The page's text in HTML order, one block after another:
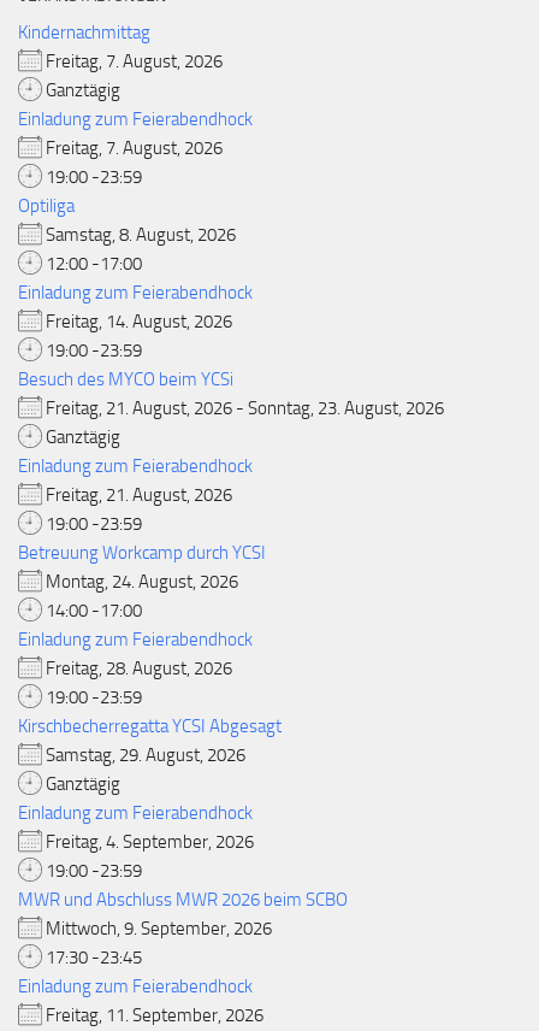
Kindernachmittag
Freitag, 7. August, 2026
Ganztägig
Einladung zum Feierabendhock
Freitag, 7. August, 2026
19:00 -23:59
Optiliga
Samstag, 8. August, 2026
12:00 -17:00
Einladung zum Feierabendhock
Freitag, 14. August, 2026
19:00 -23:59
Besuch des MYCO beim YCSi
Freitag, 21. August, 2026 - Sonntag, 23. August, 2026
Ganztägig
Einladung zum Feierabendhock
Freitag, 21. August, 2026
19:00 -23:59
Betreuung Workcamp durch YCSI
Montag, 24. August, 2026
14:00 -17:00
Einladung zum Feierabendhock
Freitag, 28. August, 2026
19:00 -23:59
Kirschbecherregatta YCSI Abgesagt
Samstag, 29. August, 2026
Ganztägig
Einladung zum Feierabendhock
Freitag, 4. September, 2026
19:00 -23:59
MWR und Abschluss MWR 2026 beim SCBO
Mittwoch, 9. September, 2026
17:30 -23:45
Einladung zum Feierabendhock
Freitag, 11. September, 2026